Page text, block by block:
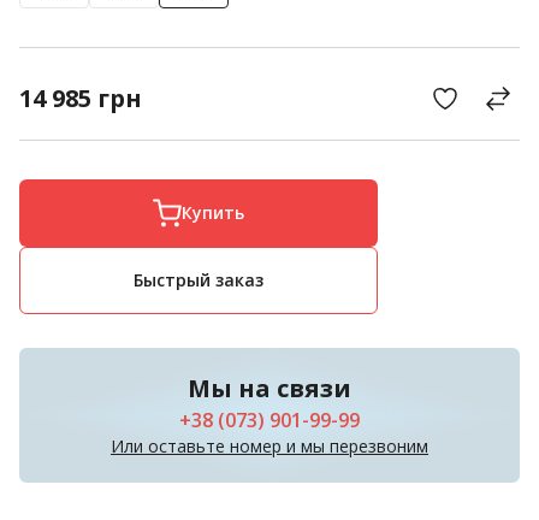
14 985 грн
Купить
Быстрый заказ
Мы на связи
+38 (073) 901-99-99
Или оставьте номер и мы перезвоним